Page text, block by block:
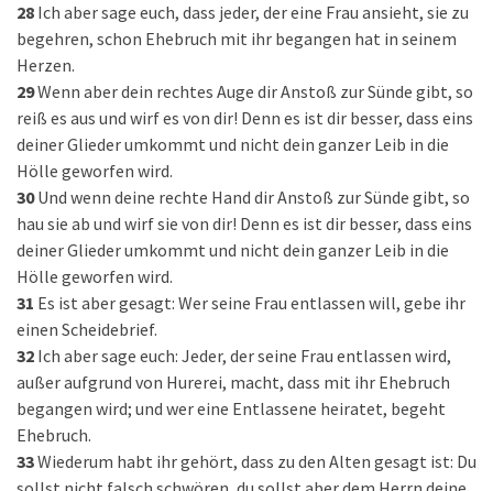
28 Ich aber sage euch, dass jeder, der eine Frau ansieht, sie zu
begehren, schon Ehebruch mit ihr begangen hat in seinem
Herzen.
29Wenn aber dein rechtes Auge dir Anstoß zur Sünde gibt, so
reiß es aus und wirf es von dir! Denn es ist dir besser, dass eins
deiner Glieder umkommt und nicht dein ganzer Leib in die
Hölle geworfen wird.
30 Und wenn deine rechte Hand dir Anstoß zur Sünde gibt, so
hau sie ab und wirf sie von dir! Denn es ist dir besser, dass eins
deiner Glieder umkommt und nicht dein ganzer Leib in die
Hölle geworfen wird.
31 Es ist aber gesagt: Wer seine Frau entlassen will, gebe ihr
einen Scheidebrief.
32 Ich aber sage euch: Jeder, der seine Frau entlassen wird,
außer aufgrund von Hurerei, macht, dass mit ihr Ehebruch
begangen wird; und wer eine Entlassene heiratet, begeht
Ehebruch.
33Wiederum habt ihr gehört, dass zu den Alten gesagt ist: Du